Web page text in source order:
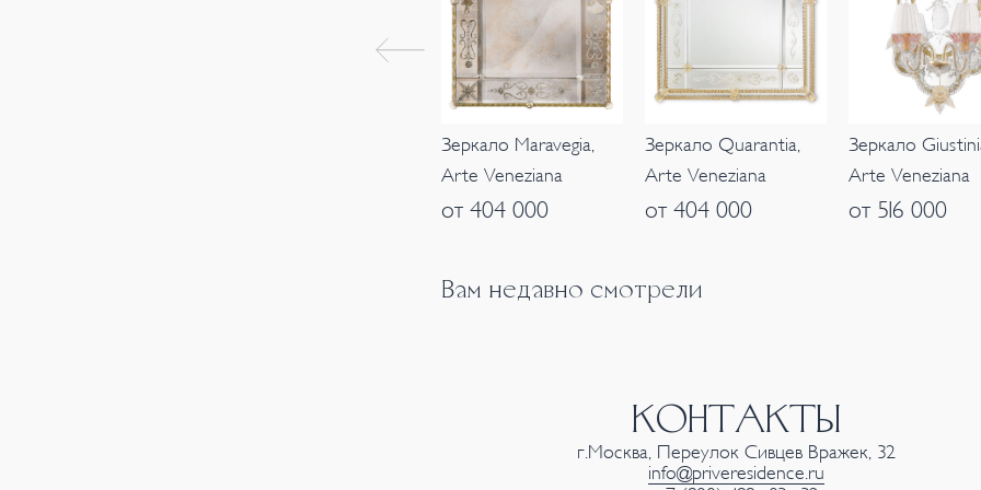
Зеркало Maravegia,
Arte Veneziana
от 404 000
Зеркало Quarantia,
Arte Veneziana
от 404 000
Зеркало
Arte Veneziana
от 516 000
Вам недавно смотрели
КОНТАКТЫ
г.Москва, Переулок Сивцев Вражек, 32
info@priveresidence.ru